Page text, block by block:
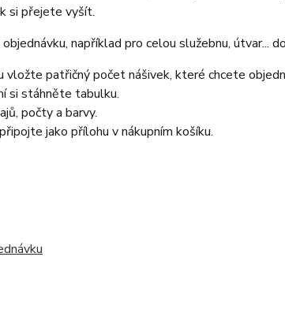
si přejete vyšít.
například pro celou služebnu, útvar...
vložte patřičný počet nášivek, které chcete
si stáhněte tabulku.
počty a barvy.
jako přílohu v nákupním košíku.